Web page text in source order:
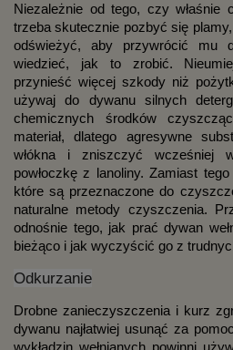
Niezależnie od tego, czy właśnie
trzeba skutecznie pozbyć się
odświeżyć, aby przywrócić mu
wiedzieć, jak to zrobić.
przynieść więcej szkody niż
używaj do dywanu silnych
chemicznych środków
materiał, dlatego agresywne
włókna i zniszczyć wcześniej
powłoczkę z lanoliny. Zamiast
które są przeznaczone do
naturalne metody czyszczenia.
odnośnie tego, jak prać dywan
bieżąco i jak wyczyścić go z
Odkurzanie
Drobne zanieczyszczenia i kurz
dywanu najłatwiej usunąć za
wykładzin wełnianych powinni